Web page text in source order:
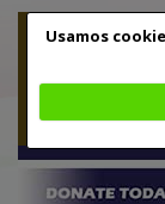
Usamos